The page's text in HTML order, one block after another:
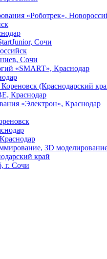
«Роботрек»,
Сочи
Сочи
«SMART», Краснодар
(Краснодарский
Краснодар
«Электрон», Краснодар
3D
край
г. Сочи